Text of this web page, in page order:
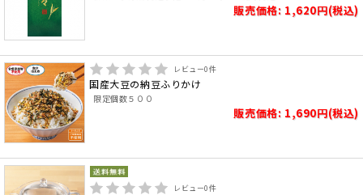
販売価格: 1,620円(税込)
レビュー0件
国産大豆の納豆ふりかけ
限定個数５００
販売価格: 1,690円(税込)
レビュー0件